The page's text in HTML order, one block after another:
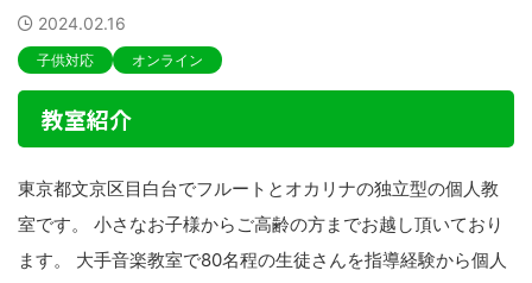
2024.02.16
子供対応 オンライン
教室紹介
東京都文京区目白台でフルートとオカリナの独立型の個人教
室です。 小さなお子様からご高齢の方までお越し頂いており
ます。 大手音楽教室で80名程の生徒さんを指導経験から個人